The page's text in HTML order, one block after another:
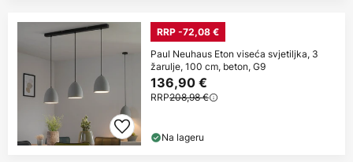
RRP -72,08 €
Paul Neuhaus Eton viseća svjetiljka, 3
žarulje, 100 cm, beton, G9
136,90 €
RRP208,98 €
Na lageru